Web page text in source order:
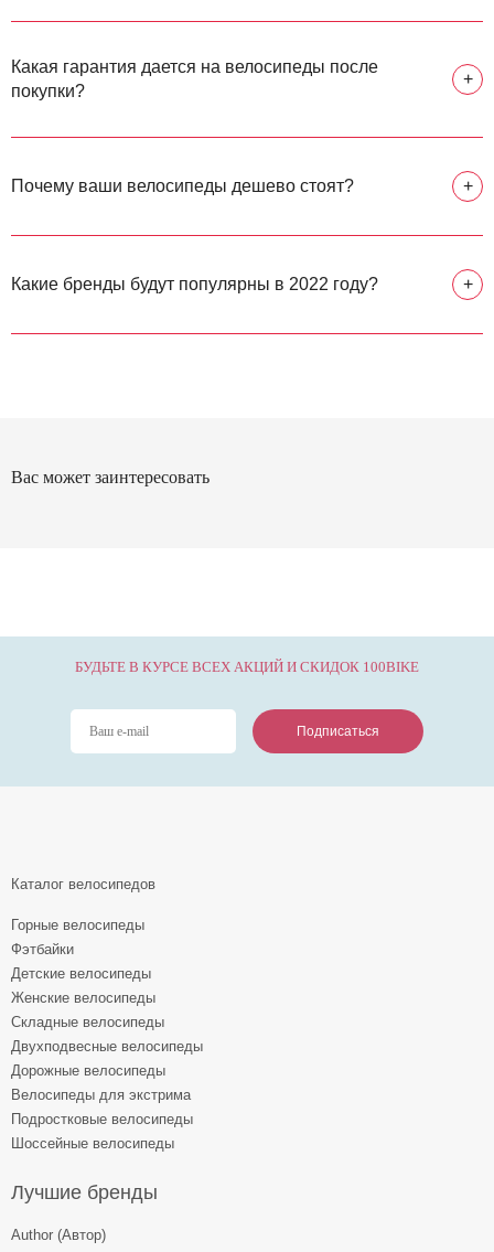
Какая гарантия дается на велосипеды после
покупки?
+
Почему ваши велосипеды дешево стоят? +
Какие бренды будут популярны в 2022 году? +
Вас может заинтересовать
БУДЬТЕ В КУРСЕ ВСЕХ АКЦИЙ И СКИДОК 100BIKE
Подписаться
Подписаться
Подписаться
Каталог велосипедов
Горные велосипеды
Фэтбайки
Детские велосипеды
Женские велосипеды
Складные велосипеды
Двухподвесные велосипеды
Дорожные велосипеды
Велосипеды для экстрима
Подростковые велосипеды
Шоссейные велосипеды
Лучшие бренды
Author (Автор)